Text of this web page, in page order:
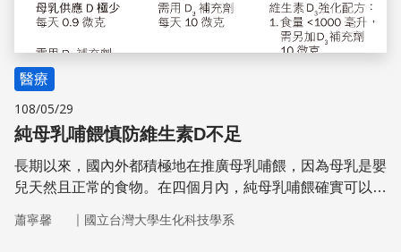
醫療
108/05/29
純母乳哺餵慎防維生素D不足
長期以來，國內外都積極地在推廣母乳哺餵，因為母乳是嬰
兒天然且正常的食物。在四個月內，純母乳哺餵確實可以維
可以到嬰兒6個月大。6個月以後，可以持續母乳哺餵，但
蕭寧馨 ｜ 國立台灣大學生化科技學系